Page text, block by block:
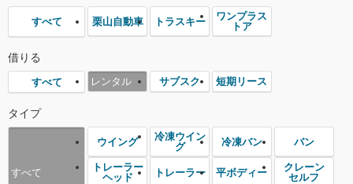
すべて 栗山自動車 トラスキー
ワンプラス
トア
借りる
すべて レンタル サブスク 短期リース
タイプ
すべて
ウイング
冷凍ウイン
グ
冷凍バン バン
トレーラー
ヘッド
トレーラー 平ボディー
クレーン
セルフ